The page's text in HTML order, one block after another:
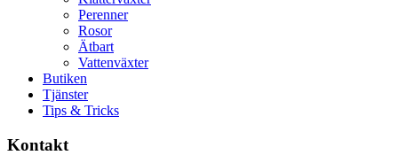
Perenner
Rosor
Ätbart
Vattenväxter
Butiken
Tjänster
Tips & Tricks
Kontakt